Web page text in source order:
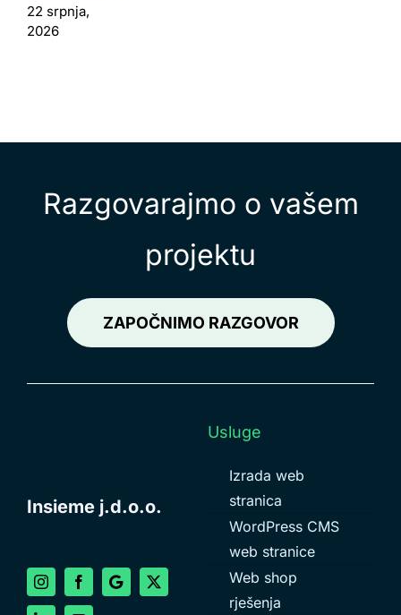
22 srpnja,
2026
Razgovarajmo o vašem
projektu
ZAPOČNIMO RAZGOVOR
Insieme j.d.o.o.
Usluge
Izrada web
stranica
WordPress CMS
web stranice
Web shop
rješenja